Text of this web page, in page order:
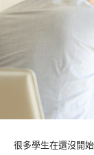
很多學生在還沒開